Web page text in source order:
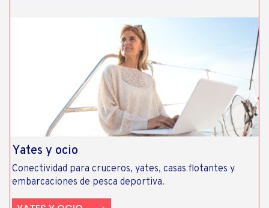
Yates y ocio
Conectividad para cruceros, yates, casas flotantes y
embarcaciones de pesca deportiva.